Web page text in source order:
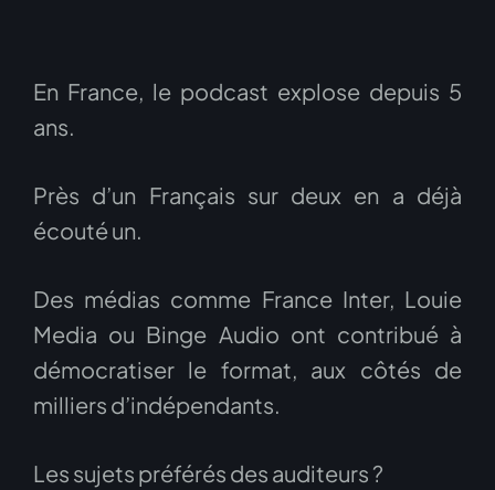
En France, le podcast explose depuis 5
ans.
Près d’un Français sur deux en a déjà
écouté un.
Des médias comme France Inter, Louie
Media ou Binge Audio ont contribué à
démocratiser le format, aux côtés de
milliers d’indépendants.
Les sujets préférés des auditeurs ?